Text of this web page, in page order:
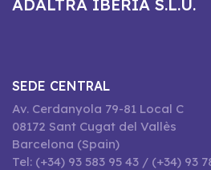
ADALTRA IBERIA S.L.U.
SEDE CENTRAL
Av. Cerdanyola 79-81 Local C
08172 Sant Cugat del Vallès
Barcelona (Spain)
Tel: (+34) 93 583 95 43 / (+34) 93